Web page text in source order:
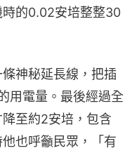
的0.02安培整整30
神秘延長線，把插
用電量。最後經過全
至約2安培，包含
也呼籲民眾，「有